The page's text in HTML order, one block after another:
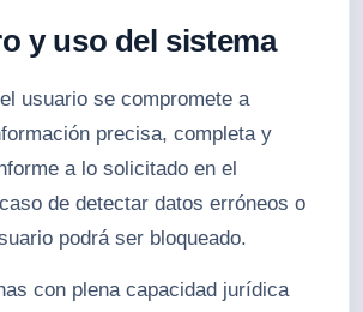
y uso del sistema
usuario se compromete a
precisa, completa y
a lo solicitado en el
de detectar datos erróneos o
podrá ser bloqueado.
con plena capacidad jurídica